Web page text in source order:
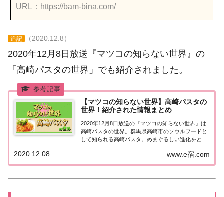
URL：https://bam-bina.com/
追記 （2020.12.8）
2020年12月8日放送『マツコの知らない世界』の
「高崎パスタの世界」でも紹介されました。
【マツコの知らない世界】高崎パスタの
世界！紹介された情報まとめ
2020年12月8日放送の『マツコの知らない世界』は
高崎パスタの世界。群馬県高崎市のソウルフードと
して知られる高崎パスタ。めまぐるしい進化をとげ
報はこちら！高崎パスタの世界群馬県高崎市のソウ
ルフードとして知られる高崎パスタ。そんな「高...
www.e宿.com
2020.12.08